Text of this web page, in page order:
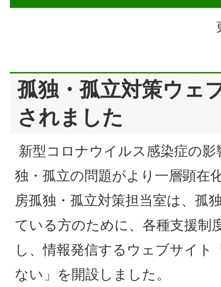
孤独・孤立対策ウェ
されました
新型コロナウイルス感染症の
独・孤立の問題がより一層顕在
房孤独・孤立対策担当室は、孤
ている方のために、各種支援制
し、情報発信するウェブサイト
ない」を開設しました。